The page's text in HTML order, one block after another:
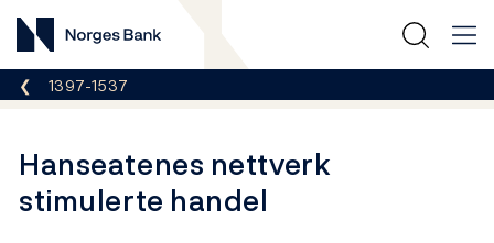
Norges Bank
Her er du nå:
1397-1537
Hanseatenes nettverk
stimulerte handel